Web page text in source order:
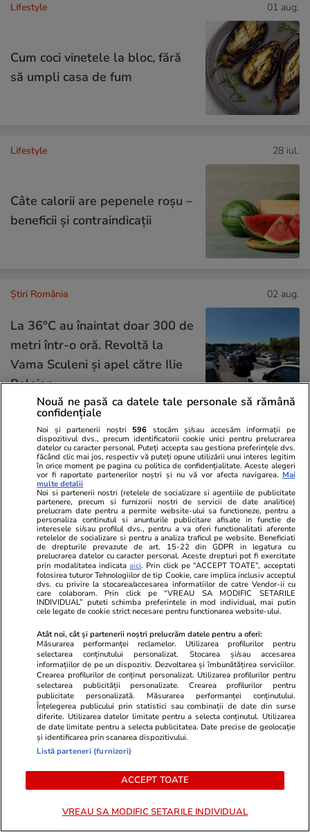
Lifestyle 01 aug.
Cum coci vinetele la bloc, fără
să umpli casa de fum
Lifestyle 28 iul.
Câte calorii are pepenele roșu –
beneficii și contraindicații
Știri România 02 aug.
La 36°C au înaintat doar 300 de
metri într-o oră. Revoltă la
Vama Sculeni și apel către Ilie
Bolojan
Știri România 02 aug.
Procurorul CSM Claudiu Sandu,
reacție dură după ce procesul
lui Robert Negoiță, cu prejudiciu
de 100 de milioane de euro, se
reia de la zero: „Favorizarea
făptuitorului”
Știri România 02 aug.
Cum ne putem detașa de grijile
și stresul de zi cu zi când
plecăm în vacanță. Andreea
Oprea, psihoterapeută: „Să ne
dăm voie, pentru o perioadă, să
nu fim permanent în modul de
rezolvare a problemelor”
Intervenții ale salvamontiștilor
din Sibiu: parapantist blocat în
Nouă ne pasă ca datele tale personale să rămână
confidențiale
Noi și partenerii noștri 596 stocăm și/sau accesăm informații pe
dispozitivul dvs., precum identificatorii cookie unici pentru prelucrarea
datelor cu caracter personal. Puteți accepta sau gestiona preferințele dvs.
făcând clic mai jos, respectiv vă puteți opune utilizării unui interes legitim
în orice moment pe pagina cu politica de confidențialitate. Aceste alegeri
vor fi raportate partenerilor noștri și nu vă vor afecta navigarea. Mai
multe detalii
Noi si partenerii nostri (retelele de socializare si agentiile de publicitate
partenere, precum si furnizorii nostri de servicii de date analitice)
prelucram date pentru a permite website-ului sa functioneze, pentru a
personaliza continutul si anunturile publicitare afisate in functie de
interesele si/sau profilul dvs., pentru a va oferi functionalitati aferente
retelelor de socializare si pentru a analiza traficul pe website. Beneficiati
de drepturile prevazute de art. 15-22 din GDPR in legatura cu
prelucrarea datelor cu caracter personal. Aceste drepturi pot fi exercitate
prin modalitatea indicataaici. Prin click pe “ACCEPT TOATE”, acceptati
folosirea tuturor Tehnologiilor de tip Cookie, care implica inclusiv acceptul
dvs. cu privire la stocarea/accesarea informatiilor de catre Vendor-ii cu
care colaboram. Prin click pe “VREAU SA MODIFIC SETARILE
INDIVIDUAL” puteti schimba preferintele in mod individual, mai putin
cele legate de cookie strict necesare pentru functionarea website-ului.
Atât noi, cât și partenerii noștri prelucrăm datele pentru a oferi:
Măsurarea performanței reclamelor. Utilizarea profilurilor pentru
selectarea conținutului personalizat. Stocarea și/sau accesarea
informațiilor de pe un dispozitiv. Dezvoltarea și îmbunătățirea serviciilor.
Crearea profilurilor de conținut personalizat. Utilizarea profilurilor pentru
selectarea publicității personalizate. Crearea profilurilor pentru
publicitate personalizată. Măsurarea performanței conținutului.
Înțelegerea publicului prin statistici sau combinații de date din surse
diferite. Utilizarea datelor limitate pentru a selecta conținutul. Utilizarea
de date limitate pentru a selecta publicitatea. Date precise de geolocație
și identificarea prin scanarea dispozitivului.
Listă parteneri (furnizori)
ACCEPT TOATE
VREAU SA MODIFIC SETARILE INDIVIDUAL